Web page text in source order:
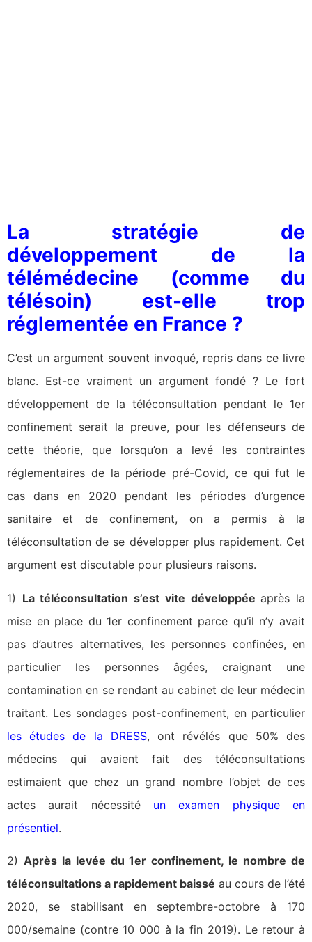
La stratégie de
développement de la
télémédecine (comme du
télésoin) est-elle trop
réglementée en France ?
C’est un argument souvent invoqué, repris dans ce livre
blanc. Est-ce vraiment un argument fondé ? Le fort
développement de la téléconsultation pendant le 1er
confinement serait la preuve, pour les défenseurs de
cette théorie, que lorsqu’on a levé les contraintes
réglementaires de la période pré-Covid, ce qui fut le
cas dans en 2020 pendant les périodes d’urgence
sanitaire et de confinement, on a permis à la
téléconsultation de se développer plus rapidement. Cet
argument est discutable pour plusieurs raisons.
1) La téléconsultation s’est vite développéeaprès la
mise en place du 1er confinement parce qu’il n’y avait
pas d’autres alternatives, les personnes confinées, en
particulier les personnes âgées, craignant une
contamination en se rendant au cabinet de leur médecin
traitant. Les sondages post-confinement, en particulier
les études de la DRESS, ont révélés que 50% des
médecins qui avaient fait des téléconsultations
estimaient que chez un grand nombre l’objet de ces
actes aurait nécessité un examen physique en
présentiel.
2) Après la levée du 1er confinement, le nombre de
téléconsultations a rapidement baissé au cours de l’été
2020, se stabilisant en septembre-octobre à 170
000/semaine (contre 10 000 à la fin 2019). Le retour à